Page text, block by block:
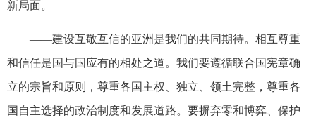
新局面。
——建设互敬互信的亚洲是我们的共同期待。相互尊重
和信任是国与国应有的相处之道。我们要遵循联合国宪章确
立的宗旨和原则，尊重各国主权、独立、领土完整，尊重各
国自主选择的政治制度和发展道路。要摒弃零和博弈、保护